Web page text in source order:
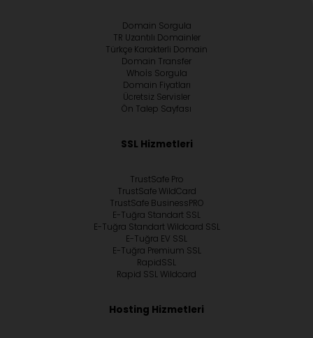
Domain Sorgula
TR Uzantılı Domainler
Türkçe Karakterli Domain
Domain Transfer
Whoİs Sorgula
Domain Fiyatları
Ücretsiz Servisler
Ön Talep Sayfası
SSL Hizmetleri
TrustSafe Pro
TrustSafe WildCard
TrustSafe BusinessPRO
E-Tuğra Standart SSL
E-Tuğra Standart Wildcard SSL
E-Tuğra EV SSL
E-Tuğra Premium SSL
RapidSSL
Rapid SSL Wildcard
Hosting Hizmetleri